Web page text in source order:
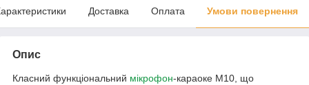
Доставка Оплата Умови повернення
Опис
Класний функціональний мікрофон-караоке М10, що